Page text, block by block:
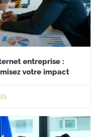
entreprise :
votre impact